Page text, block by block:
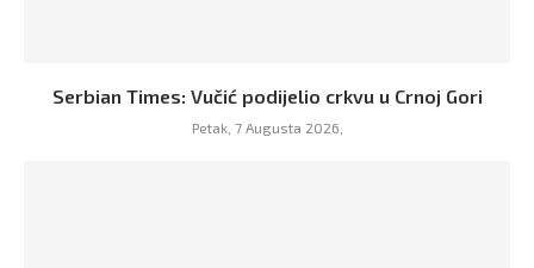
Serbian Times: Vučić podijelio crkvu u Crnoj Gori
Petak, 7 Augusta 2026,